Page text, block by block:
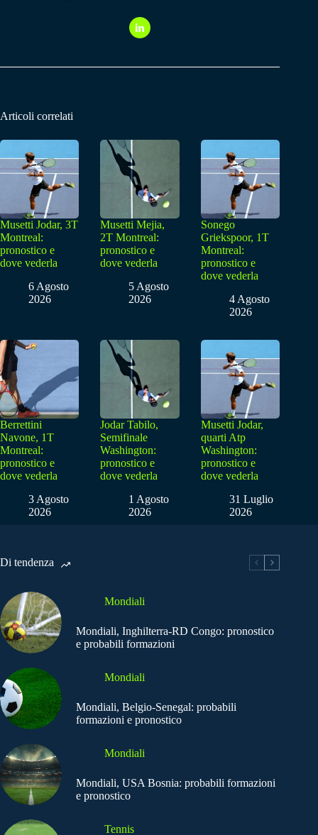
Articoli correlati
Musetti Jodar, 3T
Montreal:
pronostico e
dove vederla
6 Agosto
2026
Musetti Mejia,
2T Montreal:
pronostico e
dove vederla
5 Agosto
2026
Sonego
Griekspoor, 1T
Montreal:
pronostico e
dove vederla
4 Agosto
2026
Berrettini
Navone, 1T
Montreal:
pronostico e
dove vederla
3 Agosto
2026
Jodar Tabilo,
Semifinale
Washington:
pronostico e
dove vederla
1 Agosto
2026
Musetti Jodar,
quarti Atp
Washington:
pronostico e
dove vederla
31 Luglio
2026
Di tendenza
Mondiali
Mondiali, Inghilterra-RD Congo: pronostico
e probabili formazioni
Mondiali
Mondiali, Belgio-Senegal: probabili
formazioni e pronostico
Mondiali
Mondiali, USA Bosnia: probabili formazioni
e pronostico
Tennis